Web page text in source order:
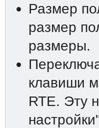
Размер
размер
размеры.
клавиши
RTE. Эту